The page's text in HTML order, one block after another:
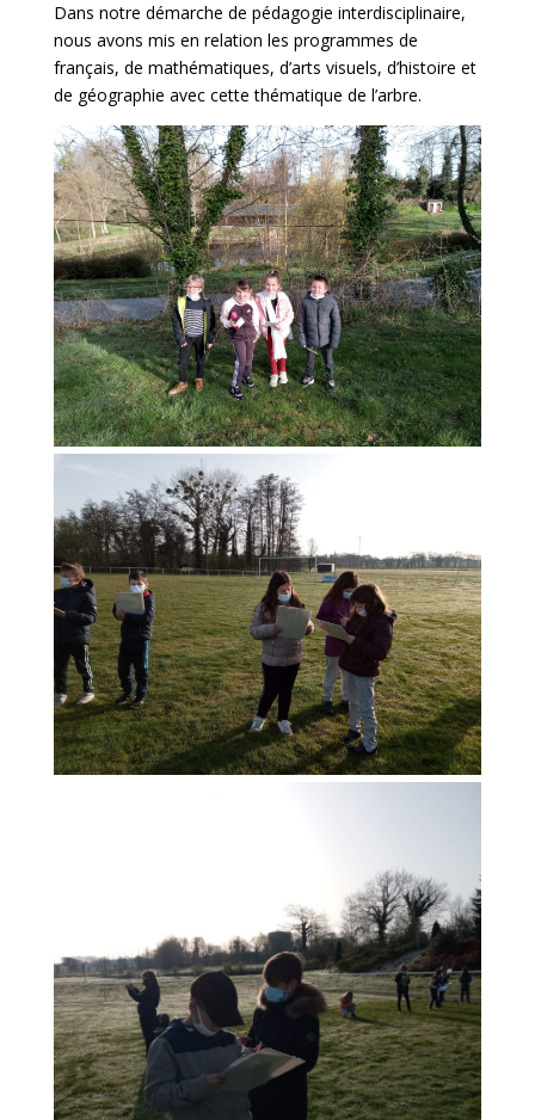
Dans notre démarche de pédagogie interdisciplinaire,
nous avons mis en relation les programmes de
français, de mathématiques, d’arts visuels, d’histoire et
de géographie avec cette thématique de l’arbre.